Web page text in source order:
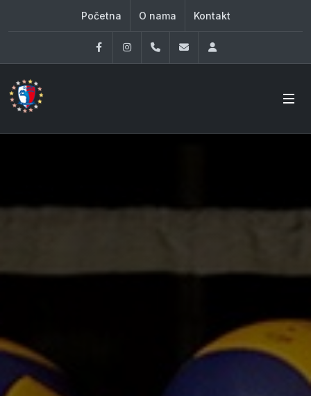
Početna O nama Kontakt
FacebookInstagram060 33 86 930